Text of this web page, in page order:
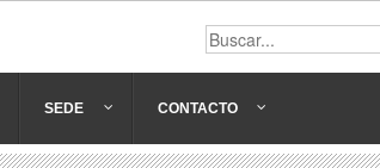
SEDE CONTACTO